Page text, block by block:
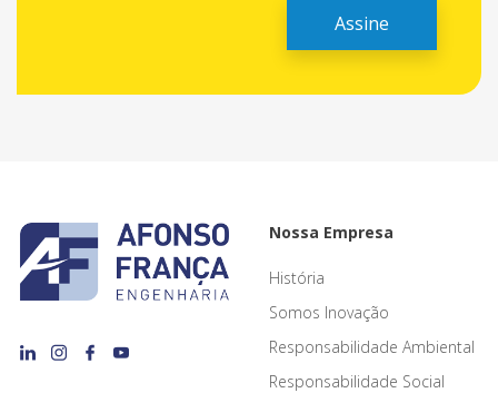
Nossa Empresa
História
Somos Inovação
Responsabilidade Ambiental
Responsabilidade Social